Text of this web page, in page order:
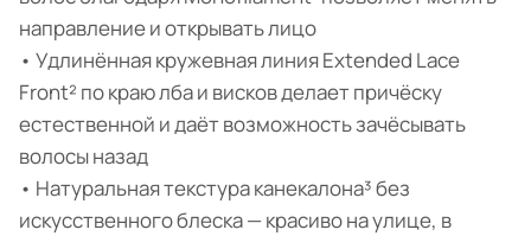
направление и открывать лицо
• Удлинённая кружевная линия Extended Lace
Front² по краю лба и висков делает причёску
естественной и даёт возможность зачёсывать
волосы назад
• Натуральная текстура канекалона³ без
искусственного блеска — красиво на улице, в